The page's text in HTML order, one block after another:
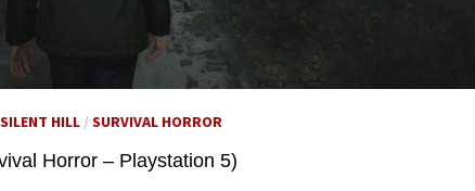
SILENT HILL /SURVIVAL HORROR
Horror – Playstation 5)